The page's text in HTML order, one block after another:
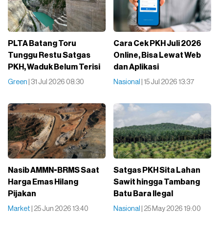
PLTA Batang Toru
Tunggu Restu Satgas
PKH, Waduk Belum Terisi
Green | 31 Jul 2026 08:30
Cara Cek PKH Juli 2026
Online, Bisa Lewat Web
dan Aplikasi
Nasional | 15 Jul 2026 13:37
Nasib AMMN-BRMS Saat
Harga Emas Hilang
Pijakan
Market | 25 Jun 2026 13:40
Satgas PKH Sita Lahan
Sawit hingga Tambang
Batu Bara Ilegal
Nasional | 25 May 2026 19:00